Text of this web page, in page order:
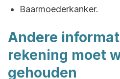
Baarmoederkanker.
Andere
rekening moet
gehouden